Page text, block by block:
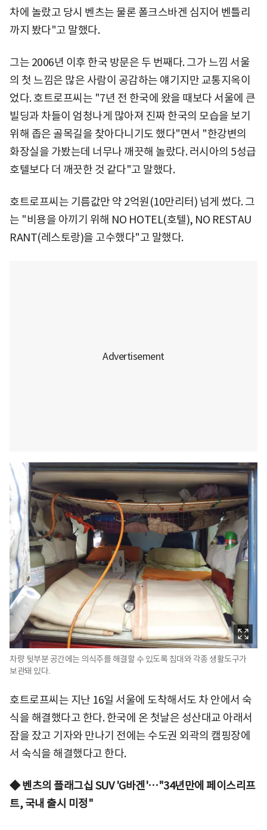
차에 놀랐고 당시 벤츠는 물론 폴크스바겐 심지어 벤틀리
까지 봤다"고 말했다.
그는 2006년 이후 한국 방문은 두 번째다. 그가 느낌 서울
의 첫 느낌은 많은 사람이 공감하는 얘기지만 교통지옥이
었다. 호트로프씨는 "7년 전 한국에 왔을 때보다 서울에 큰
빌딩과 차들이 엄청나게 많아져 진짜 한국의 모습을 보기
위해 좁은 골목길을 찾아다니기도 했다"면서 "한강변의
화장실을 가봤는데 너무나 깨끗해 놀랐다. 러시아의 5성급
호텔보다 더 깨끗한 것 같다"고 말했다.
호트로프씨는 기름값만 약 2억원(10만리터) 넘게 썼다. 그
는 "비용을 아끼기 위해 NO HOTEL(호텔), NO RESTAU
RANT(레스토랑)을 고수했다"고 말했다.
차량 뒷부분 공간에는 의식주를 해결할 수 있도록 침대와 각종 생활도구가
보관돼 있다.
호트로프씨는 지난 16일 서울에 도착해서도 차 안에서 숙
식을 해결했다고 한다. 한국에 온 첫날은 성산대교 아래서
잠을 잤고 기자와 만나기 전에는 수도권 외곽의 캠핑장에
서 숙식을 해결했다고 한다.
◆ 벤츠의 플래그십 SUV 'G바겐'…"34년만에 페이스리프
트, 국내 출시 미정"